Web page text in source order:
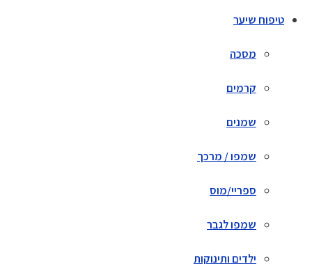
טיפוח שיער
מסכה
קרמים
שמנים
שמפו / מרכך
ספריי/מוס
שמפו לגבר
ילדים ותינוקות